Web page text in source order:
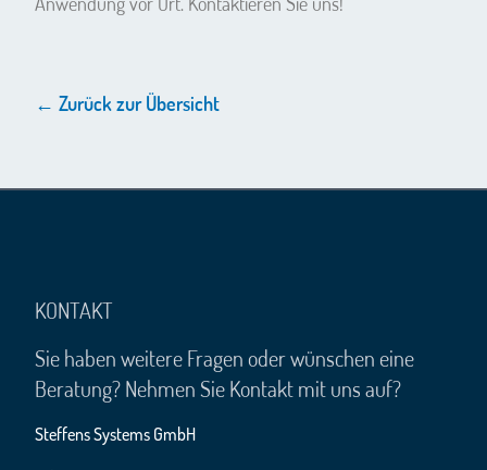
← Zurück zur Übersicht
KONTAKT
Sie haben weitere Fragen oder wünschen eine
Beratung? Nehmen Sie Kontakt mit uns auf?
Steffens Systems GmbH